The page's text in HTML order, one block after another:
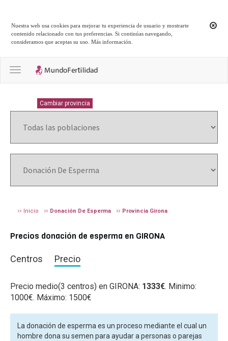
Nuestra web usa cookies para mejorar tu experiencia de usuario y mostrarte
contenido relacionado con tus preferencias. Si continúas navegando,
consideramos que aceptas su uso.Más información
Toggle navigation
Cambiar provincia
Inicio Donación De Esperma Provincia Girona
Precios donación de esperma en GIRONA
Centros Precio
Precio medio(3 centros) en GIRONA: 1333€. Minimo:
1000€. Máximo: 1500€
La donación de esperma es un proceso mediante el cual un
hombre dona su semen para ayudar a personas o parejas